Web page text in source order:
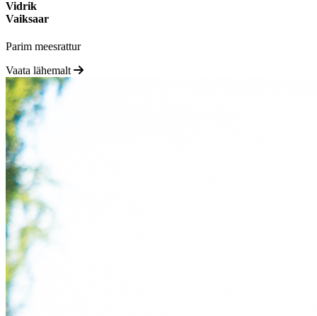
Vidrik
Vaiksaar
Parim meesrattur
Vaata lähemalt